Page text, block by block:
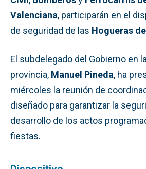
Valenciana, participarán en el
de seguridad de las Hogueras
El subdelegado del Gobierno en la
provincia, Manuel Pineda, ha
miércoles la reunión de
diseñado para garantizar la
desarrollo de los actos
fiestas.